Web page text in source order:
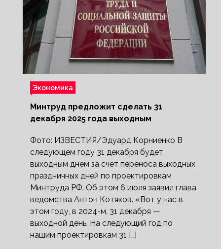
Экономика
Минтруд предложит сделать 31
декабря 2025 года выходным
Фото: ИЗВЕСТИЯ/Эдуард Корниенко В
следующем году 31 декабря будет
выходным днем за счет переноса выходных
праздничных дней по проектировкам
Минтруда РФ. Об этом 6 июля заявил глава
ведомства Антон Котяков. «Вот у нас в
этом году, в 2024-м, 31 декабря —
выходной день. На следующий год по
нашим проектировкам 31 […]